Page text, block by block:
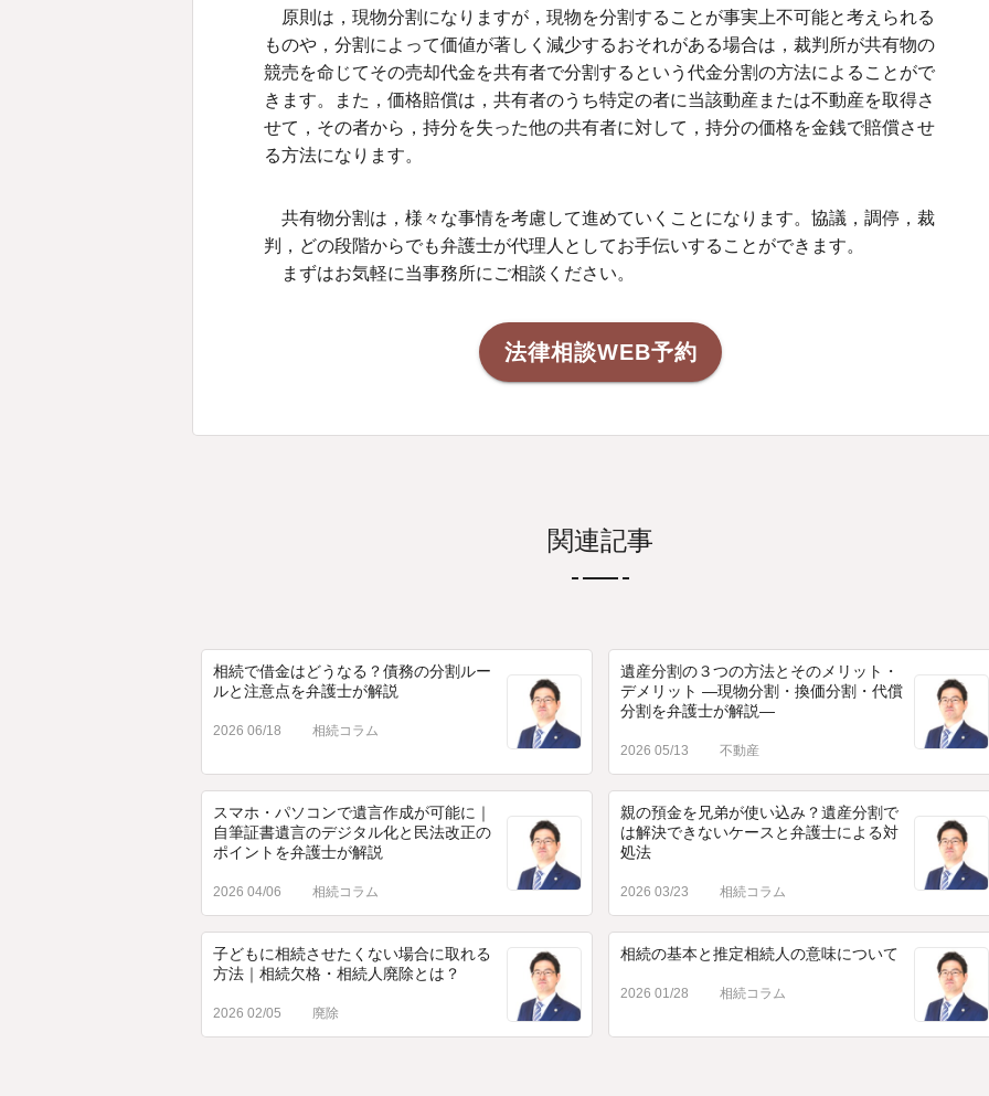
原則は，現物分割になりますが，現物を分割することが事実上不可能と考えられる
ものや，分割によって価値が著しく減少するおそれがある場合は，裁判所が共有物の
競売を命じてその売却代金を共有者で分割するという代金分割の方法によることがで
きます。また，価格賠償は，共有者のうち特定の者に当該動産または不動産を取得さ
せて，その者から，持分を失った他の共有者に対して，持分の価格を金銭で賠償させ
る方法になります。
共有物分割は，様々な事情を考慮して進めていくことになります。協議，調停，裁
判，どの段階からでも弁護士が代理人としてお手伝いすることができます。
まずはお気軽に当事務所にご相談ください。
法律相談WEB予約
関連記事
相続で借金はどうなる？債務の分割ルー
ルと注意点を弁護士が解説
2026 06/18 相続コラム
遺産分割の３つの方法とそのメリット・
デメリット ―現物分割・換価分割・代償
分割を弁護士が解説―
2026 05/13 不動産
スマホ・パソコンで遺言作成が可能に｜
自筆証書遺言のデジタル化と民法改正の
ポイントを弁護士が解説
2026 04/06 相続コラム
親の預金を兄弟が使い込み？遺産分割で
は解決できないケースと弁護士による対
処法
2026 03/23 相続コラム
子どもに相続させたくない場合に取れる
方法｜相続欠格・相続人廃除とは？
2026 02/05 廃除
相続の基本と推定相続人の意味について
2026 01/28 相続コラム